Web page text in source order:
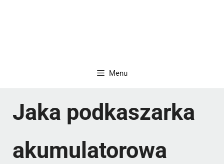
Menu
Jaka podkaszarka
akumulatorowa